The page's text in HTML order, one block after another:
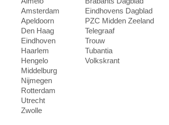
Amsterdam
Apeldoorn
Den Haag
Eindhoven
Haarlem
Hengelo
Middelburg
Nijmegen
Rotterdam
Utrecht
Zwolle
Eindhovens Dagblad
PZC Midden Zeeland
Telegraaf
Trouw
Tubantia
Volkskrant